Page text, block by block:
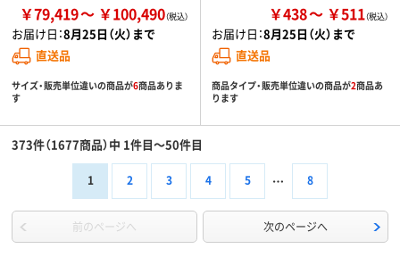
￥79,419 ￥100,490
お届け日：8月25日（火）まで
直送品
サイズ・販売単位違いの商品が6商品ありま
す
￥438 ￥511
お届け日：8月25日（火）まで
直送品
商品タイプ・販売単位違いの商品が2商品あ
ります
373件（1677商品）中 1件目～50件目
1 2 3 4 5 8
前のページへ 次のページへ